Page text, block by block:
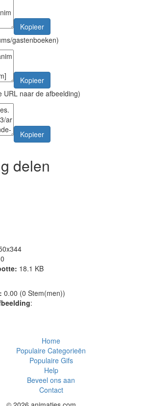
Kopieer
gastenboeken)
Kopieer
URL naar de afbeelding)
Kopieer
delen
0
18.1 KB
0.00 (0 Stem(men))
:
Home
Populaire Categorieën
Populaire Gifs
Help
Beveel ons aan
Contact